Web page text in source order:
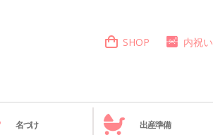
SHOP 内祝い
名づけ 出産準備